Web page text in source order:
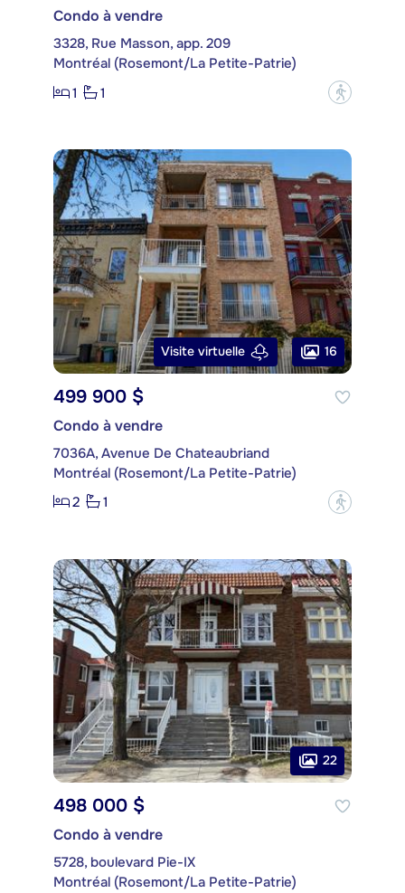
Condo à vendre
3328, Rue Masson, app. 209
Montréal (Rosemont/La Petite-Patrie)
1
1 ?
Visite virtuelle 16
499 900 $
Condo à vendre
7036A, Avenue De Chateaubriand
Montréal (Rosemont/La Petite-Patrie)
2
1 ?
22
498 000 $
Condo à vendre
5728, boulevard Pie-IX
Montréal (Rosemont/La Petite-Patrie)